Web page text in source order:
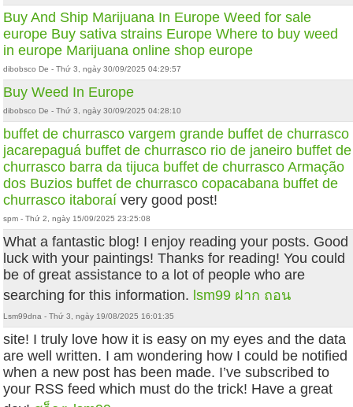
Buy And Ship Marijuana In Europe Weed for sale
europe Buy sativa strains Europe Where to buy weed
in europe Marijuana online shop europe
dibobsco De - Thứ 3, ngày 30/09/2025 04:29:57
Buy Weed In Europe
dibobsco De - Thứ 3, ngày 30/09/2025 04:28:10
buffet de churrasco vargem grande buffet de churrasco
jacarepaguá buffet de churrasco rio de janeiro buffet de
churrasco barra da tijuca buffet de churrasco Armação
dos Buzios buffet de churrasco copacabana buffet de
churrasco itaboraí very good post!
spm - Thứ 2, ngày 15/09/2025 23:25:08
What a fantastic blog! I enjoy reading your posts. Good
luck with your paintings! Thanks for reading! You could
be of great assistance to a lot of people who are
searching for this information. lsm99 ฝาก ถอน
Lsm99dna - Thứ 3, ngày 19/08/2025 16:01:35
site! I truly love how it is easy on my eyes and the data
are well written. I am wondering how I could be notified
when a new post has been made. I’ve subscribed to
your RSS feed which must do the trick! Have a great